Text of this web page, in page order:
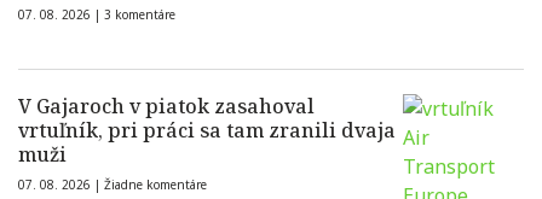
07. 08. 2026 | 3 komentáre
V Gajaroch v piatok zasahoval
vrtuľník, pri práci sa tam zranili dvaja
muži
07. 08. 2026 | Žiadne komentáre